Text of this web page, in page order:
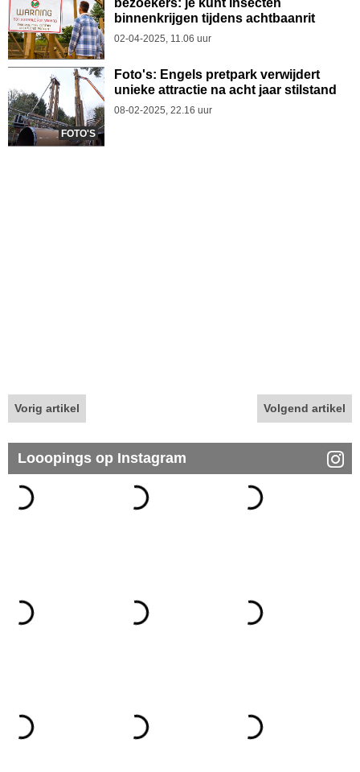
bezoekers: je kunt insecten
binnenkrijgen tijdens achtbaanrit
02-04-2025, 11.06 uur
FOTO'S
Foto's: Engels pretpark verwijdert
unieke attractie na acht jaar stilstand
08-02-2025, 22.16 uur
Vorig artikel Volgend artikel
Looopings op Instagram